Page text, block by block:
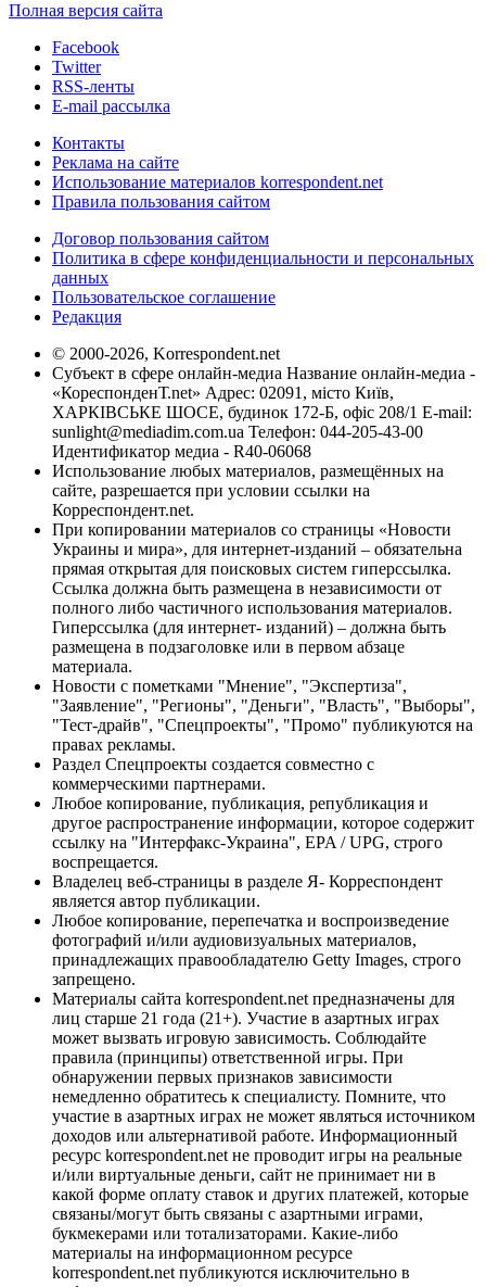
Полная версия сайта
Facebook
Twitter
RSS-ленты
E-mail рассылка
Контакты
Реклама на сайте
Использование материалов korrespondent.net
Правила пользования сайтом
Договор пользования сайтом
Политика в сфере конфиденциальности и персональных
данных
Пользовательское соглашение
Редакция
© 2000-2026, Korrespondent.net
Субъект в сфере онлайн-медиа Название онлайн-медиа -
«КореспонденТ.net» Адрес: 02091, місто Київ,
ХАРКІВСЬКЕ ШОСЕ, будинок 172-Б, офіс 208/1 E-mail:
sunlight@mediadim.com.ua Телефон: 044-205-43-00
Идентификатор медиа - R40-06068
Использование любых материалов, размещённых на
сайте, разрешается при условии ссылки на
Корреспондент.net.
При копировании материалов со страницы «Новости
Украины и мира», для интернет-изданий – обязательна
прямая открытая для поисковых систем гиперссылка.
Ссылка должна быть размещена в независимости от
полного либо частичного использования материалов.
Гиперссылка (для интернет- изданий) – должна быть
размещена в подзаголовке или в первом абзаце
материала.
Новости с пометками "Мнение", "Экспертиза",
"Заявление", "Регионы", "Деньги", "Власть", "Выборы",
"Тест-драйв", "Спецпроекты", "Промо" публикуются на
правах рекламы.
Раздел Спецпроекты создается совместно с
коммерческими партнерами.
Любое копирование, публикация, републикация и
другое распространение информации, которое содержит
ссылку на "Интерфакс-Украина", EPA / UPG, строго
воспрещается.
Владелец веб-страницы в разделе Я- Корреспондент
является автор публикации.
Любое копирование, перепечатка и воспроизведение
фотографий и/или аудиовизуальных материалов,
принадлежащих правообладателю Getty Images, строго
запрещено.
Материалы сайта korrespondent.net предназначены для
лиц старше 21 года (21+). Участие в азартных играх
может вызвать игровую зависимость. Соблюдайте
правила (принципы) ответственной игры. При
обнаружении первых признаков зависимости
немедленно обратитесь к специалисту. Помните, что
участие в азартных играх не может являться источником
доходов или альтернативой работе. Информационный
ресурс korrespondent.net не проводит игры на реальные
и/или виртуальные деньги, сайт не принимает ни в
какой форме оплату ставок и других платежей, которые
связаны/могут быть связаны с азартными играми,
букмекерами или тотализаторами. Какие-либо
материалы на информационном ресурсе
korrespondent.net публикуются исключительно в